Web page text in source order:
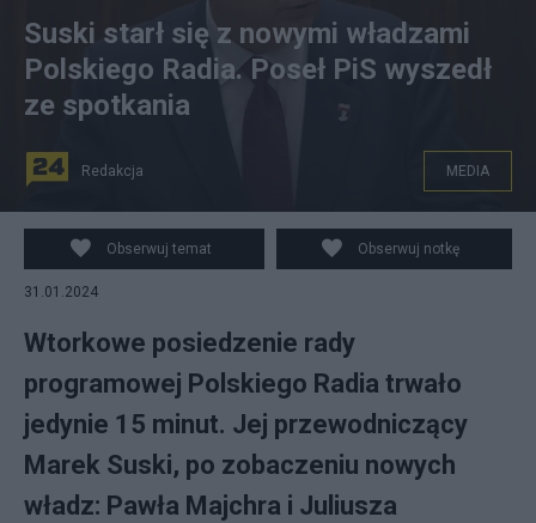
Marek Suski. Fot. YouTube
Suski starł się z nowymi władzami
Polskiego Radia. Poseł PiS wyszedł
ze spotkania
Redakcja MEDIA
Obserwuj temat Obserwuj notkę
31.01.2024
Wtorkowe posiedzenie rady
programowej Polskiego Radia trwało
jedynie 15 minut. Jej przewodniczący
Marek Suski, po zobaczeniu nowych
władz: Pawła Majchra i Juliusza